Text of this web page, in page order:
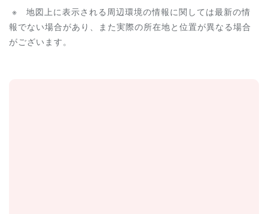
※ 地図上に表示される周辺環境の情報に関しては最新の情
報でない場合があり、また実際の所在地と位置が異なる場合
がございます。